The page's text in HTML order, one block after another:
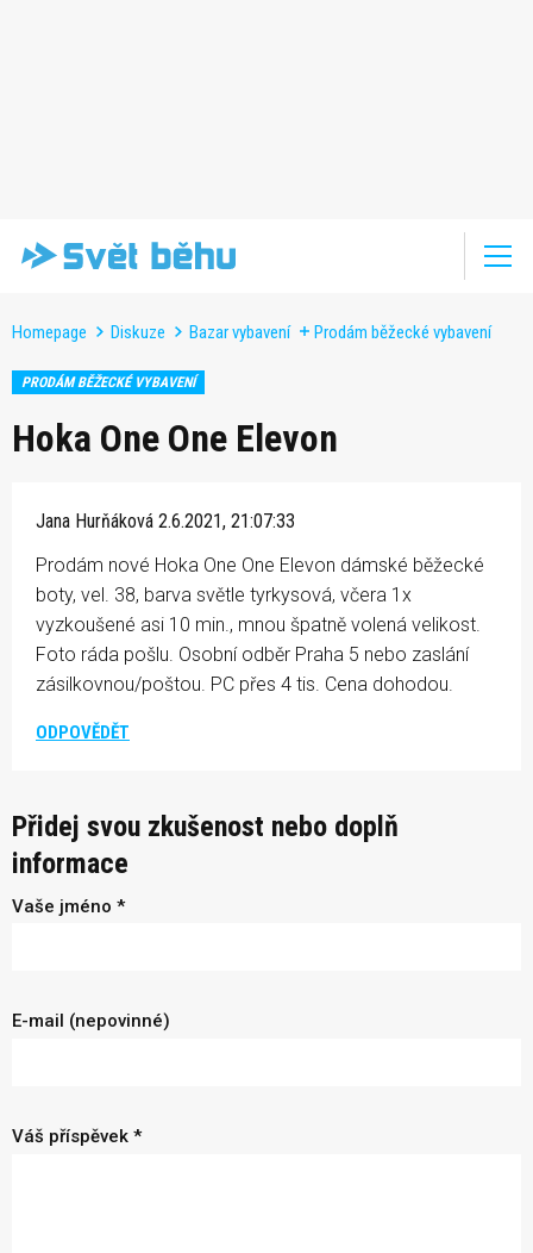
Homepage Diskuze Bazar vybavení Prodám běžecké vybavení
PRODÁM BĚŽECKÉ VYBAVENÍ
Hoka One One Elevon
Jana Hurňáková 2.6.2021, 21:07:33
Prodám nové Hoka One One Elevon dámské běžecké
boty, vel. 38, barva světle tyrkysová, včera 1x
vyzkoušené asi 10 min., mnou špatně volená velikost.
Foto ráda pošlu. Osobní odběr Praha 5 nebo zaslání
zásilkovnou/poštou. PC přes 4 tis. Cena dohodou.
ODPOVĚDĚT
Přidej svou zkušenost nebo doplň
informace
Vaše jméno *
E-mail (nepovinné)
Váš příspěvek *